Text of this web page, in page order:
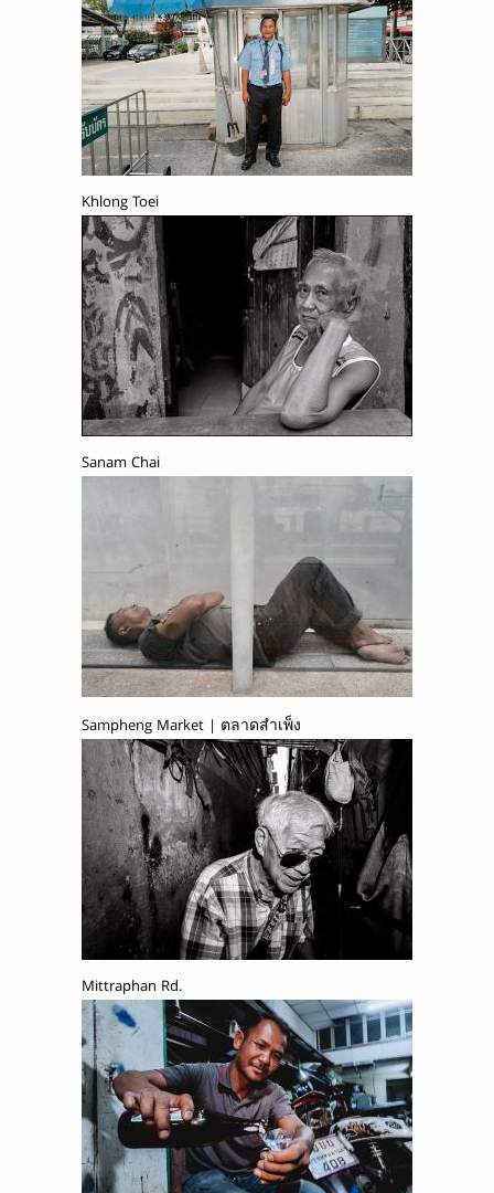
Khlong Toei
Sanam Chai
Sampheng Market | ตลาดสำเพ็ง
Mittraphan Rd.